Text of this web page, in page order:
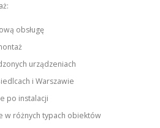
obsługę
urządzeniach
i Warszawie
po instalacji
w różnych typach obiektów